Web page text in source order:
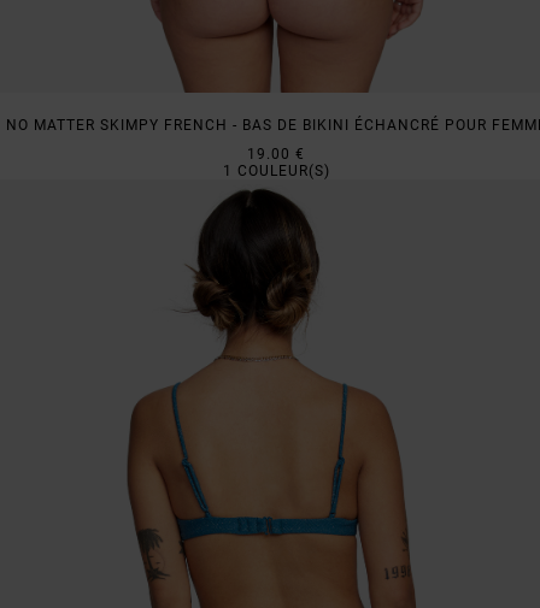
NO MATTER SKIMPY FRENCH - BAS DE BIKINI ÉCHANCRÉ POUR
19.00 €
1
COULEUR(S)